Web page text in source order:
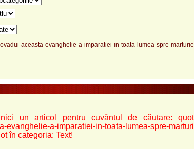
aceasta-evanghelie-a-imparatiei-in-toata-lumea-spre-
un articol pentru cuvântul de căutare:
evanghelie-a-imparatiei-in-toata-lumea-spre-
în categoria: Text!